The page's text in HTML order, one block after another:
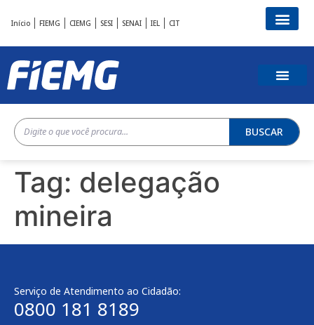
Início FIEMG CIEMG SESI SENAI IEL CIT
BUSCAR
Tag: delegação
mineira
Serviço de Atendimento ao Cidadão:
0800 181 8189